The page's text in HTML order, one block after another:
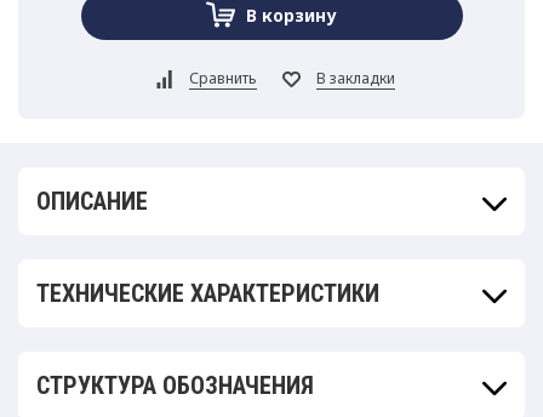
ОПИСАНИЕ
ТЕХНИЧЕСКИЕ ХАРАКТЕРИСТИКИ
СТРУКТУРА ОБОЗНАЧЕНИЯ